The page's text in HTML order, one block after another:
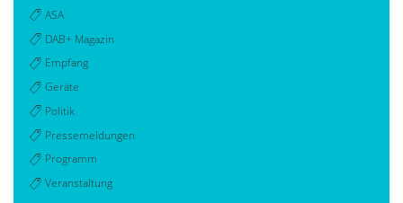
ASA
DAB+ Magazin
Empfang
Geräte
Politik
Pressemeldungen
Programm
Veranstaltung